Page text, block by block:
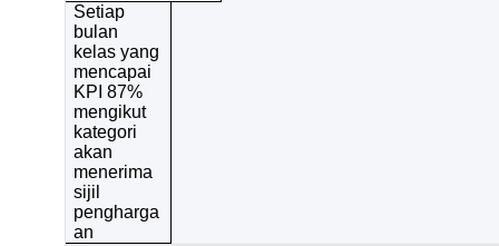
Setiap
bulan
kelas yang
mencapai
KPI 87%
mengikut
kategori
akan
menerima
sijil
pengharga
an